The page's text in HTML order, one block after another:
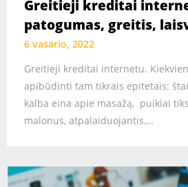
Greitieji kreditai
patogumas, greitis,
6 vasario, 2022
Greitieji kreditai internetu.
apibūdinti tam tikrais epitetais:
kalba eina apie masažą, puikiai
malonus, atpalaiduojantis,…